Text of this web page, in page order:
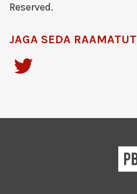
Reserved.
JAGA SEDA RAAMATUT